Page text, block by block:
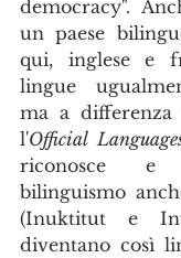
democracy".
un paese
qui, inglese e
lingue
ma a
l'Official
riconosce e
bilinguismo
(Inuktitut e
diventano così